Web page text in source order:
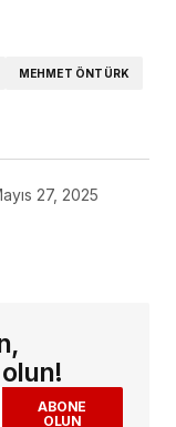
MEHMET ÖNTÜRK
27, 2025
ABONE
OLUN